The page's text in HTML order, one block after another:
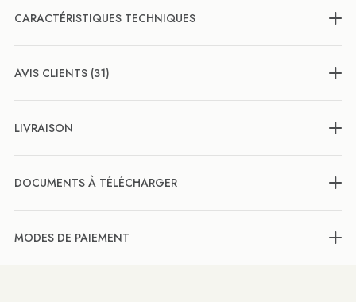
CARACTÉRISTIQUES TECHNIQUES
AVIS CLIENTS (31)
LIVRAISON
DOCUMENTS À TÉLÉCHARGER
MODES DE PAIEMENT